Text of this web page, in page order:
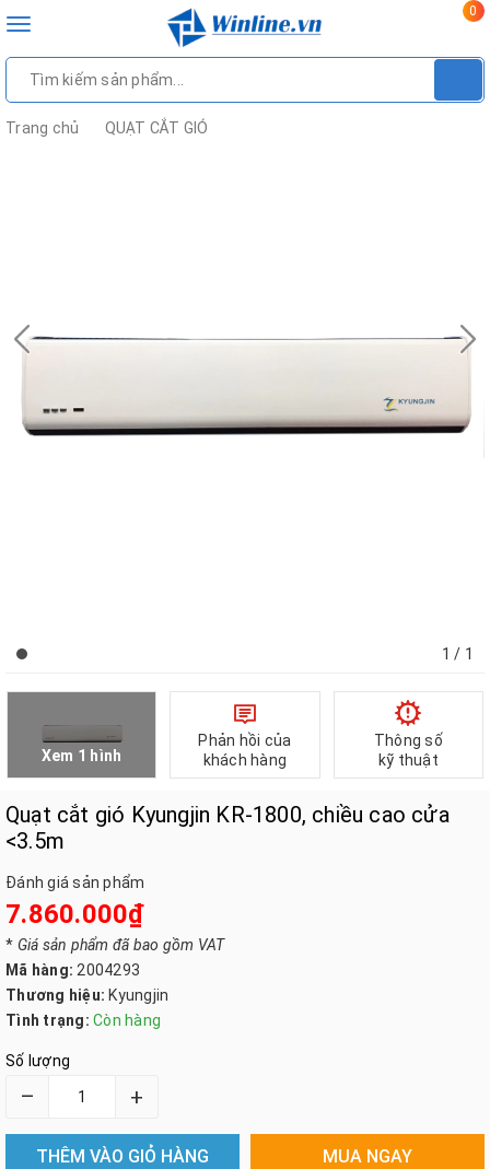
Toggle
0
Trang chủ QUẠT CẮT GIÓ
1 / 1
Xem 1 hình
Phản hồi của
khách hàng
Thông số
kỹ thuật
Quạt cắt gió Kyungjin KR-1800, chiều cao cửa
<3.5m
Đánh giá sản phẩm
7.860.000₫
* Giá sản phẩm đã bao gồm VAT
Mã hàng: 2004293
Thương hiệu: Kyungjin
Tình trạng: Còn hàng
Số lượng
– +
THÊM VÀO GIỎ HÀNG MUA NGAY